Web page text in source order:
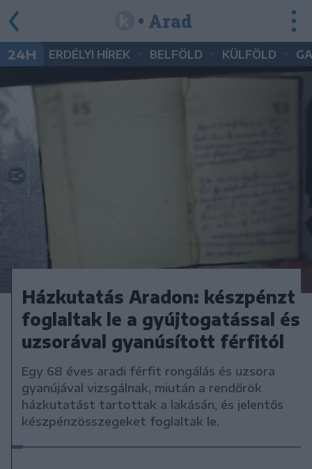
• Arad
24H ERDÉLYI HÍREK BELFÖLD KÜLFÖLD
Házkutatás Aradon: készpénzt
foglaltak le a gyújtogatással és
uzsorával gyanúsított férfitól
Egy 68 éves aradi férfit rongálás és uzsora
gyanújával vizsgálnak, miután a rendőrök
házkutatást tartottak a lakásán, és jelentős
készpénzösszegeket foglaltak le.